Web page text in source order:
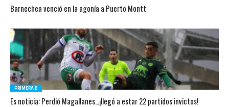
Barnechea venció en la agonía a Puerto Montt
PRIMERA B
Es noticia: Perdió Magallanes…¡llegó a estar 22 partidos invictos!